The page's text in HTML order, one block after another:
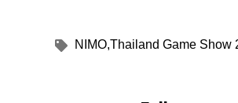
NIMO,Thailand Game Show